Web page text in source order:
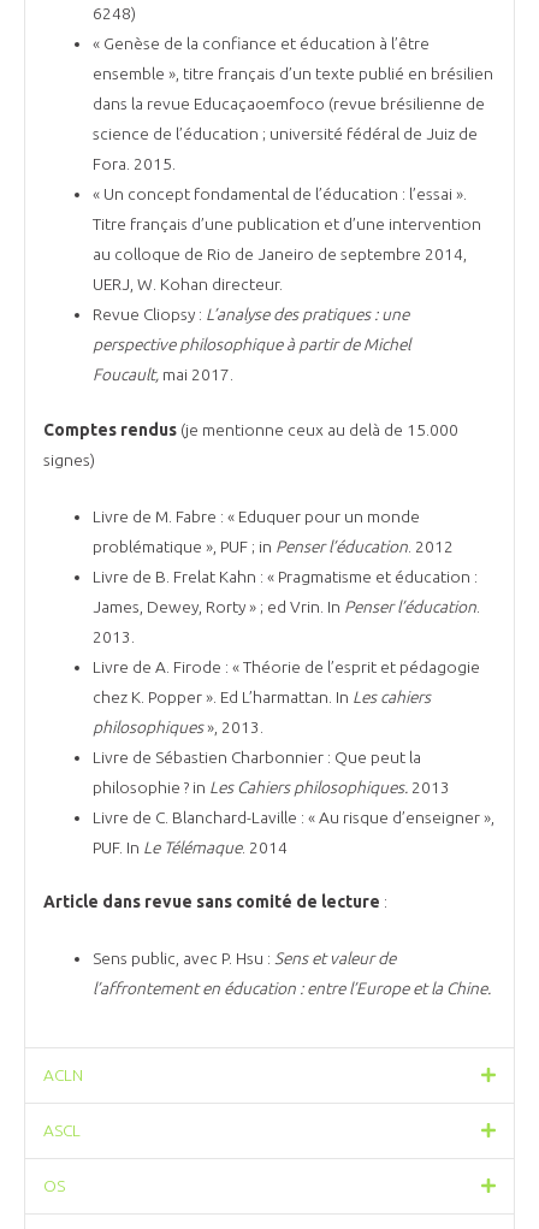
6248)
« Genèse de la confiance et éducation à l’être
ensemble », titre français d’un texte publié en brésilien
dans la revue Educaçaoemfoco (revue brésilienne de
science de l’éducation ; université fédéral de Juiz de
Fora. 2015.
« Un concept fondamental de l’éducation : l’essai ».
Titre français d’une publication et d’une intervention
au colloque de Rio de Janeiro de septembre 2014,
UERJ, W. Kohan directeur.
Revue Cliopsy : L’analyse des pratiques : une
perspective philosophique à partir de Michel
Foucault, mai 2017.
Comptes rendus (je mentionne ceux au delà de 15.000
signes)
Livre de M. Fabre : « Eduquer pour un monde
problématique », PUF ; in Penser l’éducation . 2012
Livre de B. Frelat Kahn : « Pragmatisme et éducation :
James, Dewey, Rorty » ; ed Vrin. In Penser l’éducation
2013.
Livre de A. Firode : « Théorie de l’esprit et pédagogie
chez K. Popper ». Ed L’harmattan. In Les cahiers
philosophiques», 2013.
Livre de Sébastien Charbonnier : Que peut la
philosophie ? in Les Cahiers philosophiques. 2013
Livre de C. Blanchard-Laville : « Au risque d’enseigner »,
PUF. In Le Télémaque. 2014
Article dans revue sans comité de lecture :
Sens public, avec P. Hsu : Sens et valeur de
l’affrontement en éducation : entre l’Europe et la Chine.
ACLN
ASCL
OS